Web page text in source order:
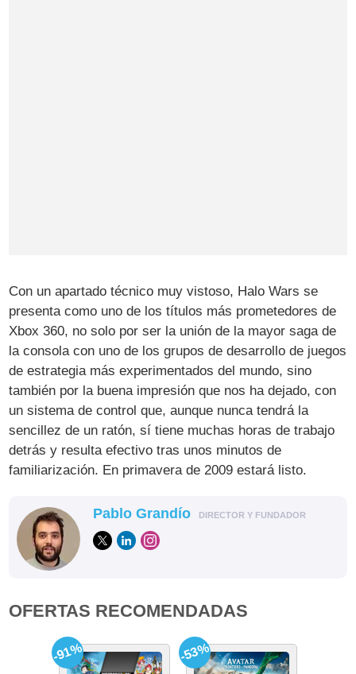
Con un apartado técnico muy vistoso, Halo Wars se
presenta como uno de los títulos más prometedores de
Xbox 360, no solo por ser la unión de la mayor saga de
la consola con uno de los grupos de desarrollo de juegos
de estrategia más experimentados del mundo, sino
también por la buena impresión que nos ha dejado, con
un sistema de control que, aunque nunca tendrá la
sencillez de un ratón, sí tiene muchas horas de trabajo
detrás y resulta efectivo tras unos minutos de
familiarización. En primavera de 2009 estará listo.
Pablo Grandío DIRECTOR Y FUNDADOR
OFERTAS RECOMENDADAS
-91% -53%